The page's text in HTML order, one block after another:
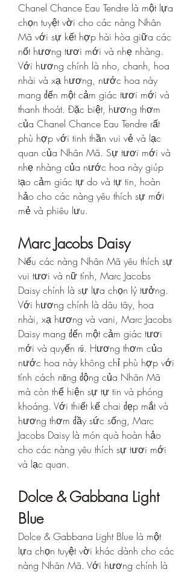
Chanel Chance Eau Tendre là một lựa
chọn tuyệt vời cho các nàng Nhân
Mã với sự kết hợp hài hòa giữa các
nốt hương tươi mới và nhẹ nhàng.
Với hương chính là nho, chanh, hoa
nhài và xạ hương, nước hoa này
mang đến một cảm giác tươi mới và
thanh thoát. Đặc biệt, hương thơm
của Chanel Chance Eau Tendre rất
phù hợp với tinh thần vui vẻ và lạc
quan của Nhân Mã. Sự tươi mới và
nhẹ nhàng của nước hoa này giúp
tạo cảm giác tự do và tự tin, hoàn
hảo cho các nàng yêu thích sự mới
mẻ và phiêu lưu.
Marc Jacobs Daisy
Nếu các nàng Nhân Mã yêu thích sự
vui tươi và nữ tính, Marc Jacobs
Daisy chính là sự lựa chọn lý tưởng.
Với hương chính là dâu tây, hoa
nhài, xạ hương và vani, Marc Jacobs
Daisy mang đến một cảm giác tươi
mới và quyến rũ. Hương thơm của
nước hoa này không chỉ phù hợp với
tính cách năng động của Nhân Mã
mà còn thể hiện sự tự tin và phóng
khoáng. Với thiết kế chai đẹp mắt và
hương thơm đầy sức sống, Marc
Jacobs Daisy là món quà hoàn hảo
cho các nàng yêu thích sự tươi mới
và lạc quan.
Dolce & Gabbana Light
Blue
Dolce & Gabbana Light Blue là một
lựa chọn tuyệt vời khác dành cho các
nàng Nhân Mã. Với hương chính là